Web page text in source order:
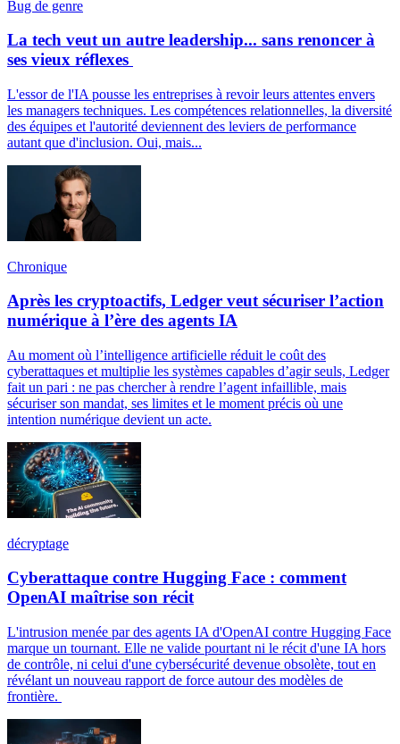
Bug de genre
La tech veut un autre leadership... sans renoncer à
ses vieux réflexes
L'essor de l'IA pousse les entreprises à revoir leurs attentes envers
les managers techniques. Les compétences relationnelles, la diversité
des équipes et l'autorité deviennent des leviers de performance
autant que d'inclusion. Oui, mais...
Chronique
Après les cryptoactifs, Ledger veut sécuriser l’action
numérique à l’ère des agents IA
Au moment où l’intelligence artificielle réduit le coût des
cyberattaques et multiplie les systèmes capables d’agir seuls, Ledger
fait un pari : ne pas chercher à rendre l’agent infaillible, mais
sécuriser son mandat, ses limites et le moment précis où une
intention numérique devient un acte.
décryptage
Cyberattaque contre Hugging Face : comment
OpenAI maîtrise son récit
L'intrusion menée par des agents IA d'OpenAI contre Hugging Face
marque un tournant. Elle ne valide pourtant ni le récit d'une IA hors
de contrôle, ni celui d'une cybersécurité devenue obsolète, tout en
révélant un nouveau rapport de force autour des modèles de
frontière.